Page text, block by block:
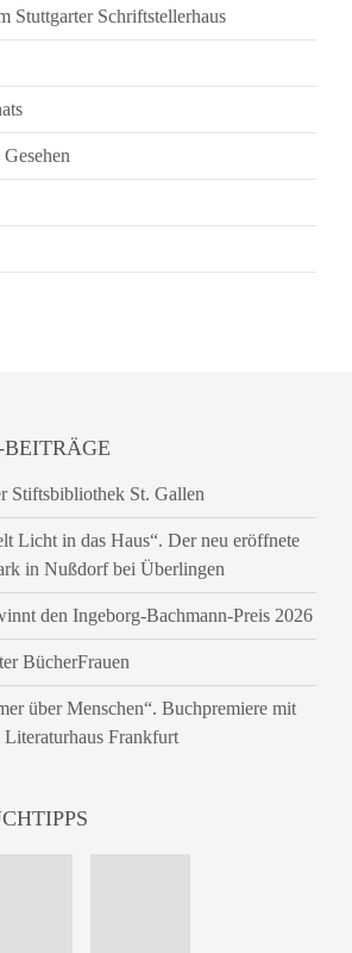
Stuttgarter Schriftstellerhaus
Stiftsbibliothek St. Gallen
Licht in das Haus“. Der neu eröffnete
in Nußdorf bei Überlingen
den Ingeborg-Bachmann-Preis 2026
BücherFrauen
über Menschen“. Buchpremiere mit
Frankfurt